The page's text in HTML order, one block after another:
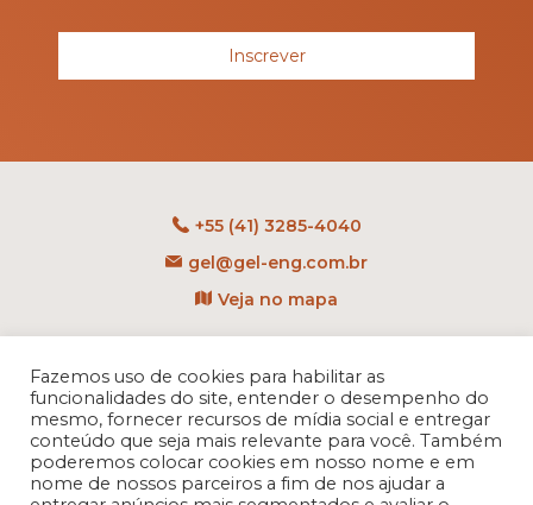
Inscrever
+55 (41) 3285-4040
gel@gel-eng.com.br
Veja no mapa
CEP: 81290-060 - CIC
Curitiba - PR - Brasil
Fazemos uso de cookies para habilitar as
funcionalidades do site, entender o desempenho do
mesmo, fornecer recursos de mídia social e entregar
conteúdo que seja mais relevante para você. Também
poderemos colocar cookies em nosso nome e em
nome de nossos parceiros a fim de nos ajudar a